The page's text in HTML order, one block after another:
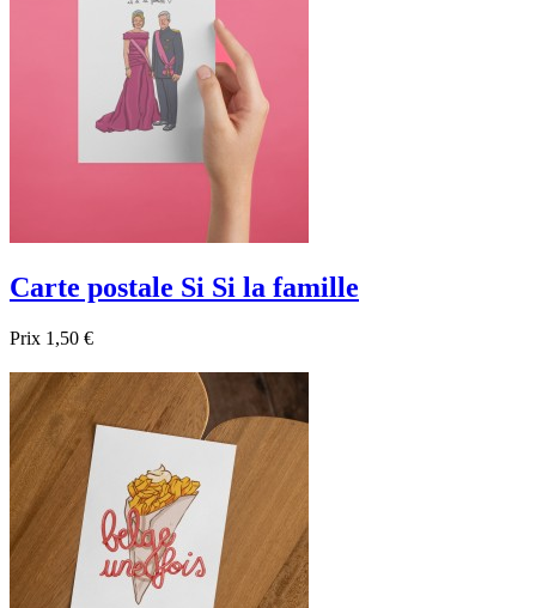
Carte postale Si Si la famille
Prix 1,50 €
 Aperçu rapide